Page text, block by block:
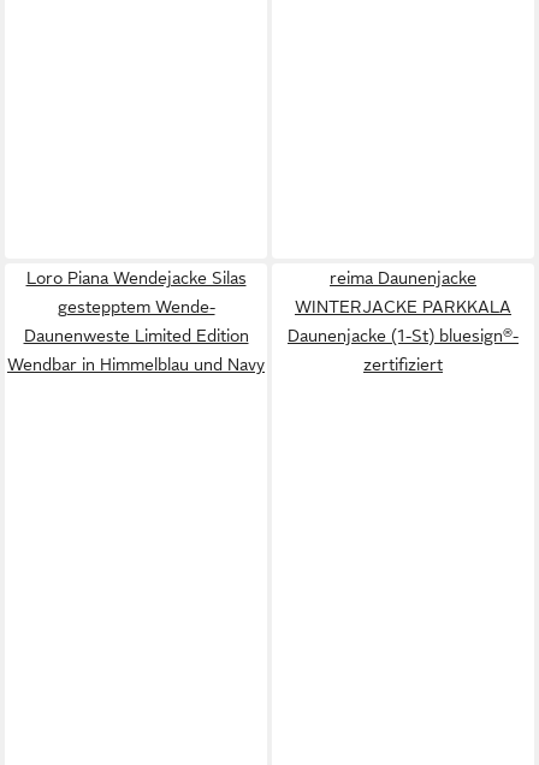
Loro Piana Wendejacke Silas
gestepptem Wende-
Daunenweste Limited Edition
Wendbar in Himmelblau und Navy
reima Daunenjacke
WINTERJACKE PARKKALA
Daunenjacke (1-St) bluesign®-
zertifiziert